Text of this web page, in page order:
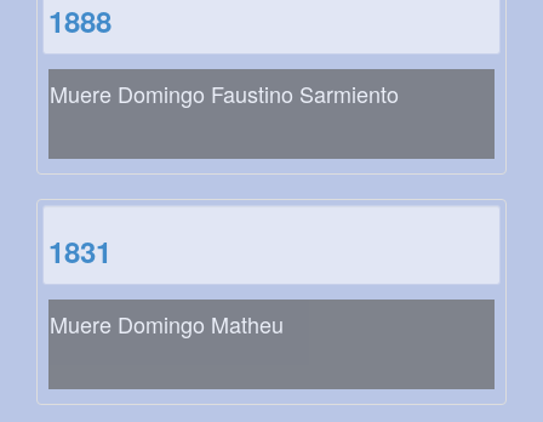
1888
Muere Domingo Faustino Sarmiento
1831
Muere Domingo Matheu